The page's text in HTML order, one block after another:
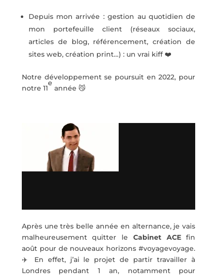
Depuis mon arrivée : gestion au quotidien de
mon portefeuille client (réseaux sociaux,
articles de blog, référencement, création de
sites web, création print…) : un vrai kiff ❤️
Notre développement se poursuit en 2022, pour
notre 11
e
année 😼
Après une très belle année en alternance, je vais
malheureusement quitter le Cabinet ACEfin
août pour de nouveaux horizons #voyagevoyage.
✈️ En effet, j’ai le projet de partir travailler à
Londres pendant 1 an, notamment pour